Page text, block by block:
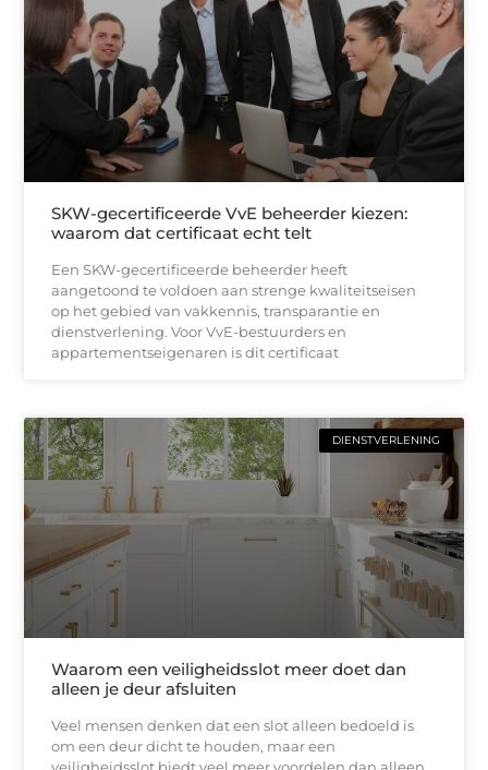
SKW-gecertificeerde VvE beheerder kiezen:
waarom dat certificaat echt telt
Een SKW-gecertificeerde beheerder heeft
aangetoond te voldoen aan strenge kwaliteitseisen
op het gebied van vakkennis, transparantie en
dienstverlening. Voor VvE-bestuurders en
appartementseigenaren is dit certificaat
DIENSTVERLENING
Waarom een veiligheidsslot meer doet dan
alleen je deur afsluiten
Veel mensen denken dat een slot alleen bedoeld is
om een deur dicht te houden, maar een